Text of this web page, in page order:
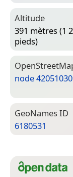
Altitude
391 mètres (1
pieds)
node
Geo­Names ID
6180531